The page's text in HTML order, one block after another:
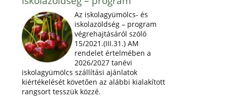
Az iskolagyümölcs- és
iskolazöldség – program
végrehajtásáról szóló
15/2021.(III.31.) AM
rendelet értelmében a
2026/2027 tanévi
iskolagyümölcs szállítási ajánlatok
kiértékelését követően az alábbi kialakított
rangsort tesszük közzé.